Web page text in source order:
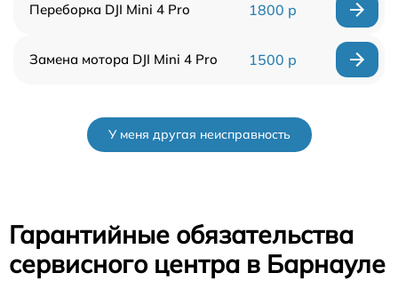
Переборка DJI Mini 4 Pro 1800 р
Замена мотора DJI Mini 4 Pro 1500 р
У меня другая неисправность
Гарантийные обязательства
сервисного центра в Барнауле